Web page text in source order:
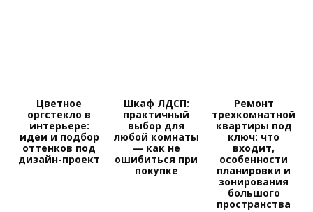
Цветное
оргстекло в
интерьере:
идеи и подбор
оттенков под
дизайн-проект
Шкаф ЛДСП:
практичный
выбор для
любой комнаты
— как не
ошибиться при
покупке
Ремонт
трехкомнатной
квартиры под
ключ: что
входит,
особенности
планировки и
зонирования
большого
пространства